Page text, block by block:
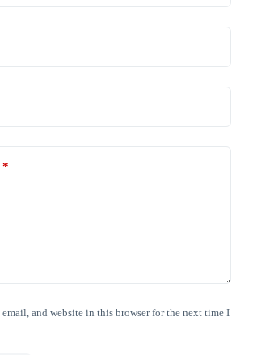
email, and website in this browser for the next time I